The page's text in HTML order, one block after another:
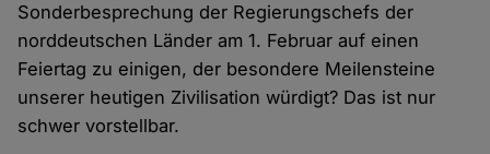
Sonderbesprechung der Regierungschefs der
norddeutschen Länder am 1. Februar auf einen
Feiertag zu einigen, der besondere Meilensteine
unserer heutigen Zivilisation würdigt? Das ist nur
schwer vorstellbar.